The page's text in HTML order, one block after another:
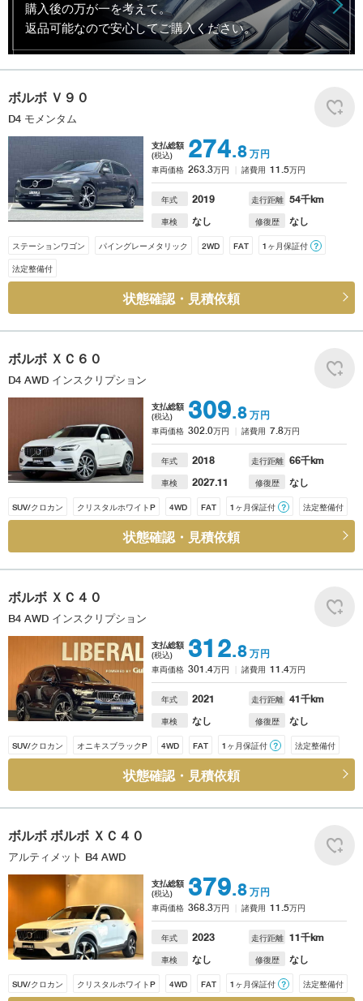
購入後の万が一を考えて。
返品可能なので安心してご購入ください。
ボルボ Ｖ９０
D4 モメンタム
支払総額
(税込)
274.8 万円
車両価格 263.3万円 諸費用 11.5万円
年式 2019 走行距離 54千km
車検 なし 修復歴 なし
ステーションワゴン パイングレーメタリック 2WD FAT 1ヶ月保証付 ？
法定整備付
状態確認・見積依頼
ボルボ ＸＣ６０
D4 AWD インスクリプション
支払総額
(税込)
309.8 万円
車両価格 302.0万円 諸費用 7.8万円
年式 2018 走行距離 66千km
車検 2027.11 修復歴 なし
SUV/クロカン クリスタルホワイトP 4WD FAT 1ヶ月保証付 ？ 法定整備付
状態確認・見積依頼
ボルボ ＸＣ４０
B4 AWD インスクリプション
支払総額
(税込)
312.8 万円
車両価格 301.4万円 諸費用 11.4万円
年式 2021 走行距離 41千km
車検 なし 修復歴 なし
SUV/クロカン オニキスブラックP 4WD FAT 1ヶ月保証付 ？ 法定整備付
状態確認・見積依頼
ボルボ ボルボ ＸＣ４０
アルティメット B4 AWD
支払総額
(税込)
379.8 万円
車両価格 368.3万円 諸費用 11.5万円
年式 2023 走行距離 11千km
車検 なし 修復歴 なし
SUV/クロカン クリスタルホワイトP 4WD FAT 1ヶ月保証付 ？ 法定整備付